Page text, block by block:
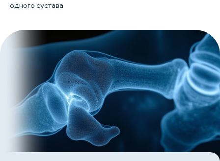
одного сустава